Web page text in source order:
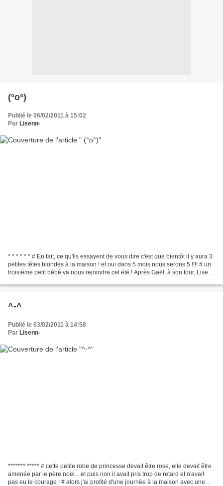
(°o°)
Publié le 06/02/2011 à 15:02
Par Lisenn-
* * * * * * # En fait, ce qu'ils essayent de vous dire c'est que bientôt il y aura 3
petites têtes blondes à la maison ! et oui dans 5 mois nous serons 5 !!!! # un
troisième petit bébé va nous rejoindre cet été ! Après Gaël, à son tour, Lisenn
^-^
Publié le 03/02/2011 à 14:58
Par Lisenn-
******* ***** # cette petite robe de princesse devait être rose, elle devait être
amenée par le père noël....et puis non il avait pris trop de retard et n'avait
pas eu le courage ! # alors j'ai profité d'une journée à la maison avec une